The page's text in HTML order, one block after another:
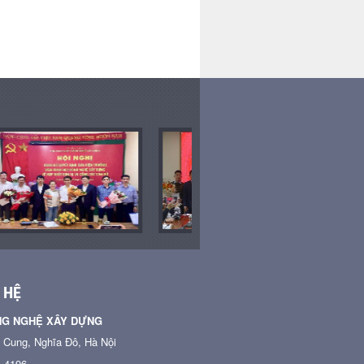
NGHỆ XÂY DỰNG
Nghĩa Đô, Hà Nội